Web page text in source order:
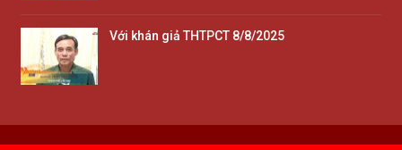
Với khán giả THTPCT 8/8/2025